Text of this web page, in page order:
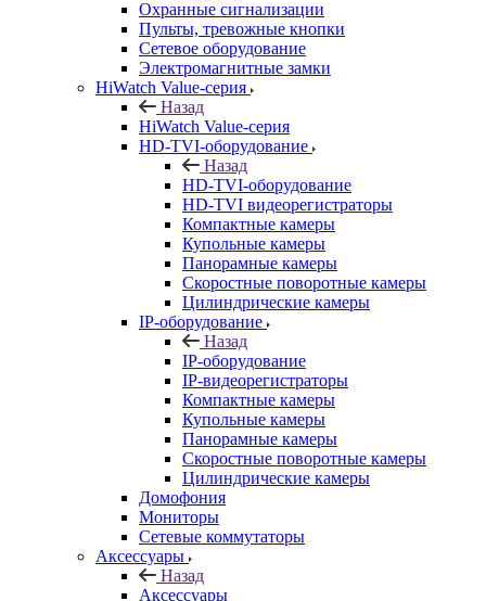
Охранные сигнализации
Пульты, тревожные кнопки
Сетевое оборудование
Электромагнитные замки
HiWatch Value-серия
Назад
HiWatch Value-серия
HD-TVI-оборудование
Назад
HD-TVI-оборудование
HD-TVI видеорегистраторы
Компактные камеры
Купольные камеры
Панорамные камеры
Скоростные поворотные камеры
Цилиндрические камеры
IP-оборудование
Назад
IP-оборудование
IP-видеорегистраторы
Компактные камеры
Купольные камеры
Панорамные камеры
Скоростные поворотные камеры
Цилиндрические камеры
Домофония
Мониторы
Сетевые коммутаторы
Аксессуары
Назад
Аксессуары